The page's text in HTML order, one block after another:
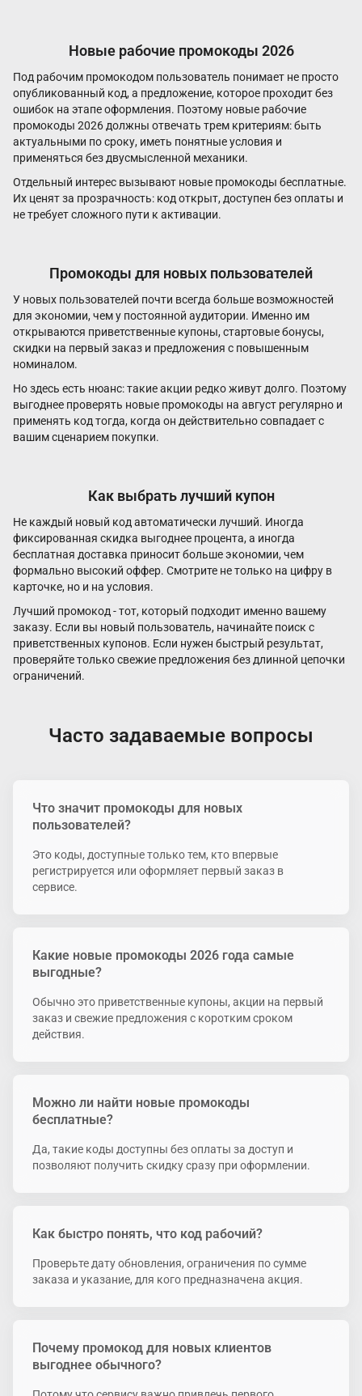
Новые рабочие промокоды 2026
Под рабочим промокодом пользователь понимает не просто
опубликованный код, а предложение, которое проходит без
ошибок на этапе оформления. Поэтому новые рабочие
промокоды 2026 должны отвечать трем критериям: быть
актуальными по сроку, иметь понятные условия и
применяться без двусмысленной механики.
Отдельный интерес вызывают новые промокоды бесплатные.
Их ценят за прозрачность: код открыт, доступен без оплаты и
не требует сложного пути к активации.
Промокоды для новых пользователей
У новых пользователей почти всегда больше возможностей
для экономии, чем у постоянной аудитории. Именно им
открываются приветственные купоны, стартовые бонусы,
скидки на первый заказ и предложения с повышенным
номиналом.
Но здесь есть нюанс: такие акции редко живут долго. Поэтому
выгоднее проверять новые промокоды на август регулярно и
применять код тогда, когда он действительно совпадает с
вашим сценарием покупки.
Как выбрать лучший купон
Не каждый новый код автоматически лучший. Иногда
фиксированная скидка выгоднее процента, а иногда
бесплатная доставка приносит больше экономии, чем
формально высокий оффер. Смотрите не только на цифру в
карточке, но и на условия.
Лучший промокод - тот, который подходит именно вашему
заказу. Если вы новый пользователь, начинайте поиск с
приветственных купонов. Если нужен быстрый результат,
проверяйте только свежие предложения без длинной цепочки
ограничений.
Часто задаваемые вопросы
Что значит промокоды для новых
пользователей?
Это коды, доступные только тем, кто впервые
регистрируется или оформляет первый заказ в
сервисе.
Какие новые промокоды 2026 года самые
выгодные?
Обычно это приветственные купоны, акции на первый
заказ и свежие предложения с коротким сроком
действия.
Можно ли найти новые промокоды
бесплатные?
Да, такие коды доступны без оплаты за доступ и
позволяют получить скидку сразу при оформлении.
Как быстро понять, что код рабочий?
Проверьте дату обновления, ограничения по сумме
заказа и указание, для кого предназначена акция.
Почему промокод для новых клиентов
выгоднее обычного?